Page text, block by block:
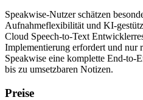
Speakwise-Nutzer schätzen
Aufnahmeflexibilität und KI-
Cloud Speech-to-Text
Implementierung erfordert und nur
Speakwise eine komplette End-to-
bis zu umsetzbaren Notizen.
Preise